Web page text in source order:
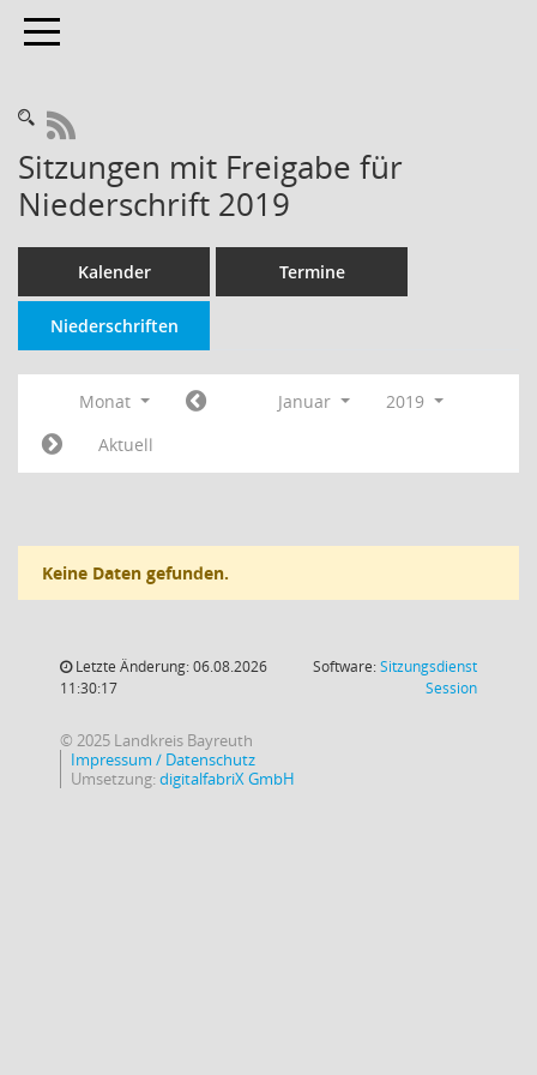
Toggle navigation
RSS-Feed
Sitzungen mit Freigabe für
Niederschrift 2019
Kalender Termine
Niederschriften
Monat Januar
2019
Aktuell
Keine Daten gefunden.
Letzte Änderung: 06.08.2026
11:30:17
Software:Sitzungsdienst
Session(Wird in
© 2025 Landkreis Bayreuth
Impressum / Datenschutz
Umsetzung:digitalfabriX GmbH